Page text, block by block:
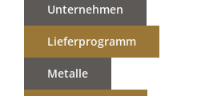
Unternehmen
Lieferprogramm
Metalle